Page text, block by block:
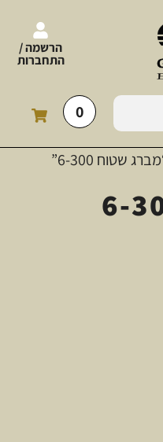
הרשמה /
התחברות
0
שטוח 6-300”